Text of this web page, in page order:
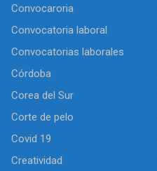
Convocaroria
Convocatoria laboral
Convocatorias laborales
Córdoba
Corea del Sur
Corte de pelo
Covid 19
Creatividad